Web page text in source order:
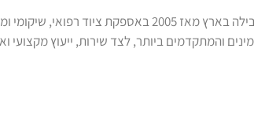
נכתב על ידי צוות דנ-אל, המובילה בארץ מאז
והמתקדמים ביותר, לצד שירות, ייעוץ מקצועי